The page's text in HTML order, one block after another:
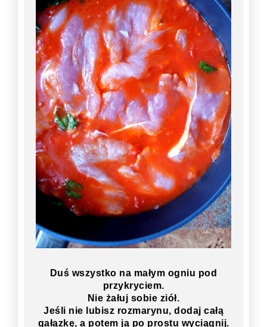
Duś wszystko na małym ogniu pod
przykryciem.
Nie żałuj sobie ziół.
Jeśli nie lubisz rozmarynu, dodaj całą
gałązkę, a potem ją po prostu wyciągnij.